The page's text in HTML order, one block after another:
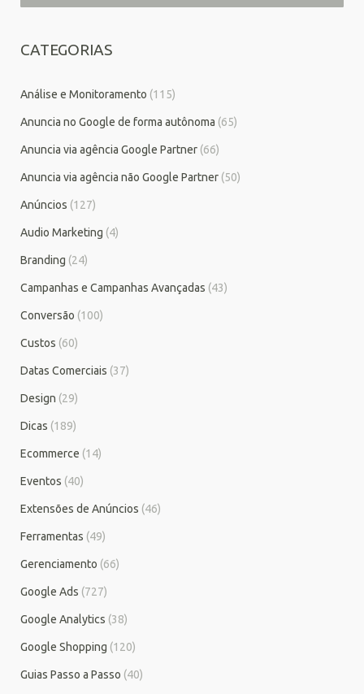
CATEGORIAS
Análise e Monitoramento (115)
Anuncia no Google de forma autônoma (65)
Anuncia via agência Google Partner (66)
Anuncia via agência não Google Partner (50)
Anúncios (127)
Audio Marketing (4)
Branding (24)
Campanhas e Campanhas Avançadas (43)
Conversão (100)
Custos (60)
Datas Comerciais (37)
Design (29)
Dicas (189)
Ecommerce (14)
Eventos (40)
Extensões de Anúncios (46)
Ferramentas (49)
Gerenciamento (66)
Google Ads (727)
Google Analytics (38)
Google Shopping (120)
Guias Passo a Passo (40)